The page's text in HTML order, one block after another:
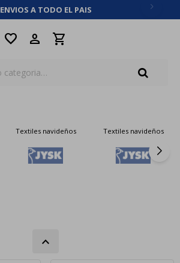
ENVIOS A TODO EL PAIS
favorite
Textiles navideños Textiles navideños